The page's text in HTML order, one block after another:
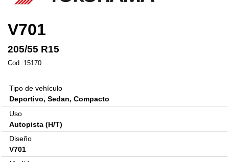
V701
205/55 R15
Cod. 15170
Tipo de vehículo
Deportivo, Sedan, Compacto
Uso
Autopista (H/T)
Diseño
V701